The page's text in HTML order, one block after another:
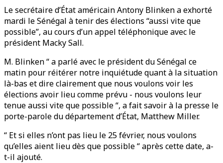
Le secrétaire d’État américain Antony Blinken a exhorté
mardi le Sénégal à tenir des élections “aussi vite que
possible”, au cours d’un appel téléphonique avec le
président Macky Sall.
M. Blinken “ a parlé avec le président du Sénégal ce
matin pour réitérer notre inquiétude quant à la situation
là-bas et dire clairement que nous voulons voir les
élections avoir lieu comme prévu - nous voulons leur
tenue aussi vite que possible “, a fait savoir à la presse le
porte-parole du département d’État, Matthew Miller.
“ Et si elles n’ont pas lieu le 25 février, nous voulons
qu’elles aient lieu dès que possible “ après cette date, a-
t-il ajouté.